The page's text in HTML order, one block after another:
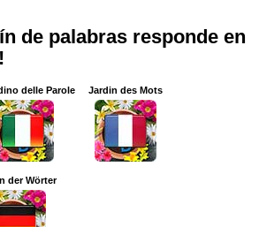
de palabras responde en
delle Parole Jardin des Mots
der Wörter